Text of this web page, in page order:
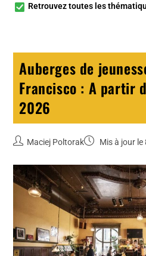
Retrouvez toutes les
Auberges de
Francisco : A partir
2026
Maciej Poltorak Mis à jour